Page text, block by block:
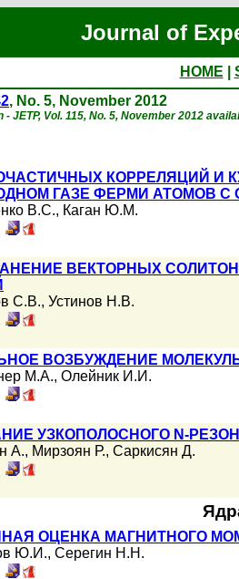
Journal of
HOME
, No. 5, November 2012
JETP, Vol. 115, No. 5, November 2012
КОРРЕЛЯЦИЙ И
ГАЗЕ ФЕРМИ АТОМОВ
В.С., Каган Ю.М.
ВЕКТОРНЫХ
С.В., Устинов Н.В.
ВОЗБУЖДЕНИЕ
М.А., Олейник И.И.
УЗКОПОЛОСНОГО N-
А., Мирзоян Р., Саркисян Д.
ОЦЕНКА МАГНИТНОГО
Ю.И., Серегин Н.Н.